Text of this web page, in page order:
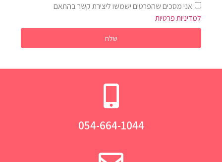
אני מסכים שהפרטים ישמשו ליצירת קשר בהתאם
למדיניות פרטיות
שלח
054-664-1044